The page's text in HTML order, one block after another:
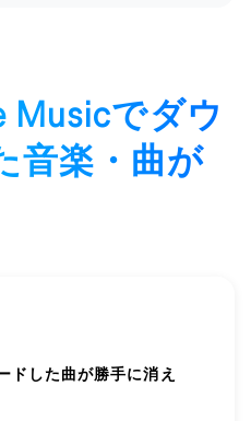
Musicでダウ
音楽・曲が
ドした曲が勝手に消え